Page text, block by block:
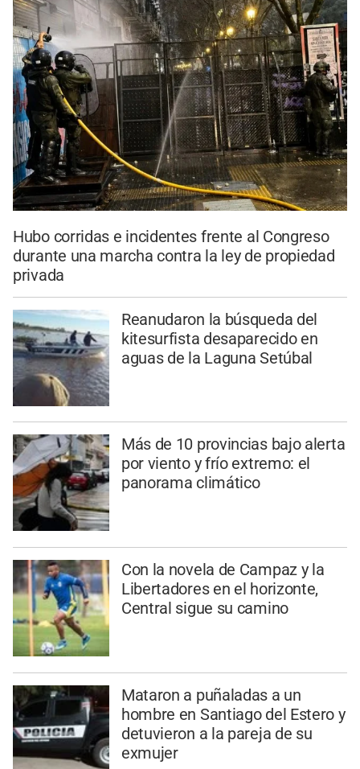
Hubo corridas e incidentes frente al Congreso
durante una marcha contra la ley de propiedad
privada
Reanudaron la búsqueda del
kitesurfista desaparecido en
aguas de la Laguna Setúbal
Más de 10 provincias bajo alerta
por viento y frío extremo: el
panorama climático
Con la novela de Campaz y la
Libertadores en el horizonte,
Central sigue su camino
Mataron a puñaladas a un
hombre en Santiago del Estero y
detuvieron a la pareja de su
exmujer